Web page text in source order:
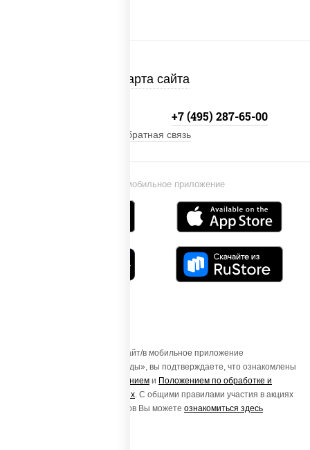
Карта сайта
Установи мобильное приложение
+7 (495) 287-65-00
Обратная связь
Осуществляя вход на этот Сайт/в мобильное приложение
«ПиццаСушиВок - доставка еды», вы подтверждаете, что ознакомлены
Пользовательским соглашением и Положением по обработке и
защите персональных данных . С общими правилами участия в акциях
и порядке получения подарков Вы можете ознакомиться здесь